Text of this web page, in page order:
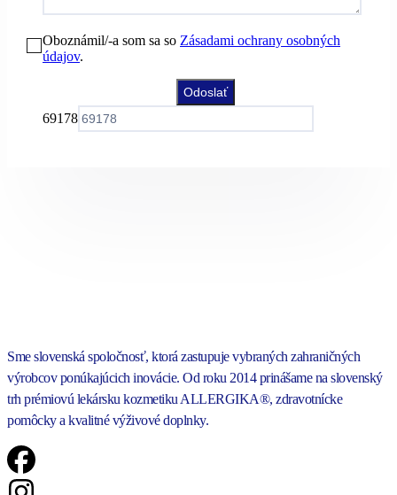
Oboznámil/-a som sa so Zásadami ochrany osobných
údajov.
69178
Sme slovenská spoločnosť, ktorá zastupuje vybraných zahraničných
výrobcov ponúkajúcich inovácie. Od roku 2014 prinášame na slovenský
trh prémiovú lekársku kozmetiku ALLERGIKA®, zdravotnícke
pomôcky a kvalitné výživové doplnky.